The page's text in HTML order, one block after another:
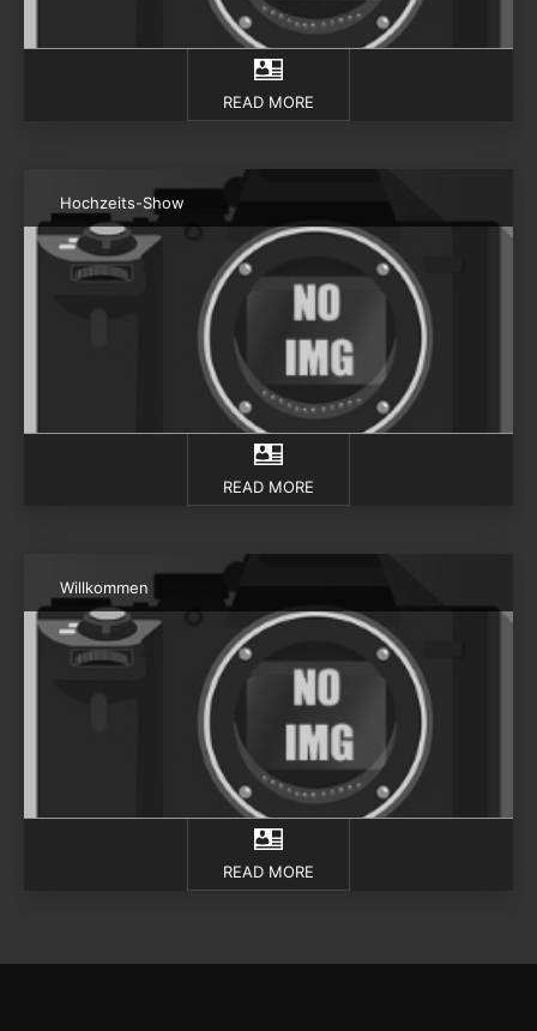
READ MORE
Hochzeits-Show
READ MORE
Willkommen
READ MORE